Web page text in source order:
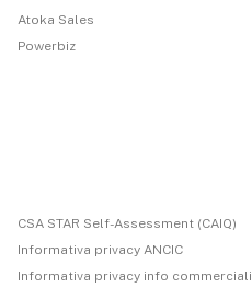
Atoka Sales
Powerbiz
CSA STAR Self-Assessment (CAIQ)
Informativa privacy ANCIC
Informativa privacy info commerciali